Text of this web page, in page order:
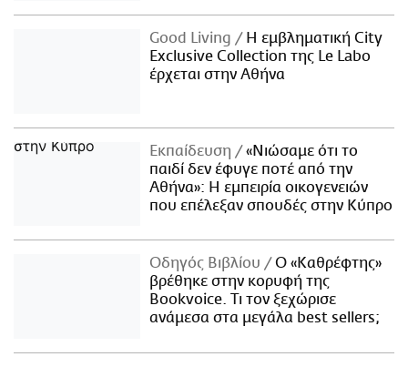
Good Living
Η εμβληματική City
Exclusive Collection της Le Labo
έρχεται στην Αθήνα
Εκπαίδευση
«Νιώσαμε ότι το
παιδί δεν έφυγε ποτέ από την
Αθήνα»: Η εμπειρία οικογενειών
που επέλεξαν σπουδές στην Κύπρο
Οδηγός Βιβλίου
Ο «Καθρέφτης»
βρέθηκε στην κορυφή της
Bookvoice. Τι τον ξεχώρισε
ανάμεσα στα μεγάλα best sellers;